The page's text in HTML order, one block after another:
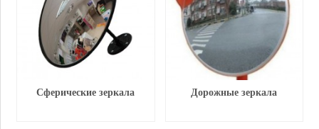
Сферические зеркала Дорожные зеркала